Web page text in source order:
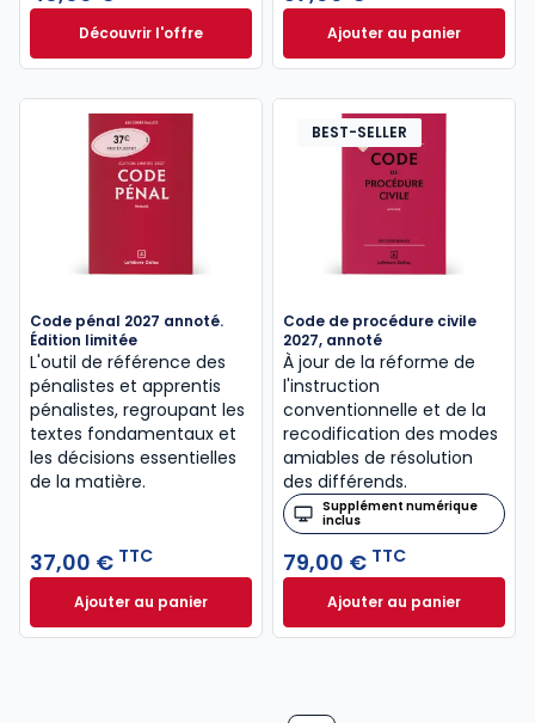
Découvrir l'offreLe guide pénal 2026. 27e éd. à partir de
Dès
Ajouter au panier
Code de
Code pénal 2027 annoté.
Édition limitée
L'outil de référence des
pénalistes et apprentis
pénalistes, regroupant les
textes fondamentaux et
les décisions essentielles
de la matière.
37,00 € TTC
Ajouter au panierCode pénal 2027 annoté. Édition limitée à 37,00 €
BEST-SELLER
Code de procédure civile
2027, annoté
À jour de la réforme de
l'instruction
conventionnelle et de la
recodification des modes
amiables de résolution
des différends.
Supplément numérique
inclus
79,00 € TTC
Ajouter au panier
Code de